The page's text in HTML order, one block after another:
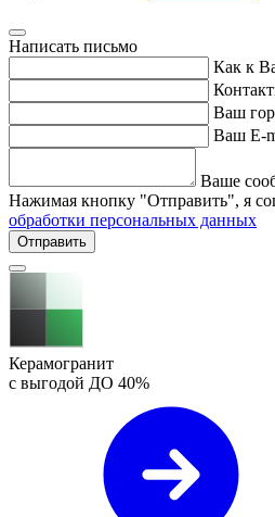
Написать письмо
Как к
Ваш
Ваш E-
Ваше
Нажимая кнопку "Отправить", я
обработки персональных данных
Отправить
Керамогранит
с выгодой ДО 40%